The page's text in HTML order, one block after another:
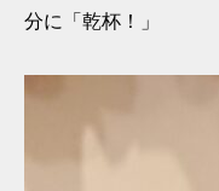
分に「乾杯！」